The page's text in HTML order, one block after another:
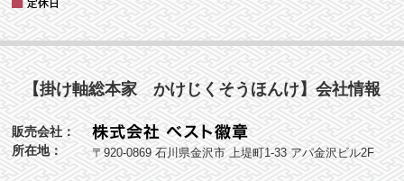
【掛け軸総本家 かけじくそうほんけ】会社情報
販売会社：
所在地：
〒920-0869 石川県金沢市 上堤町1-33 アパ金沢ビル2F